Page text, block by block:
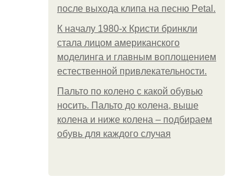
после выхода клипа на песню Petal.
К началу 1980-х Кристи бринкли
стала лицом американского
моделинга и главным воплощением
естественной привлекательности.
Пальто по колено с какой обувью
носить. Пальто до колена, выше
колена и ниже колена – подбираем
обувь для каждого случая